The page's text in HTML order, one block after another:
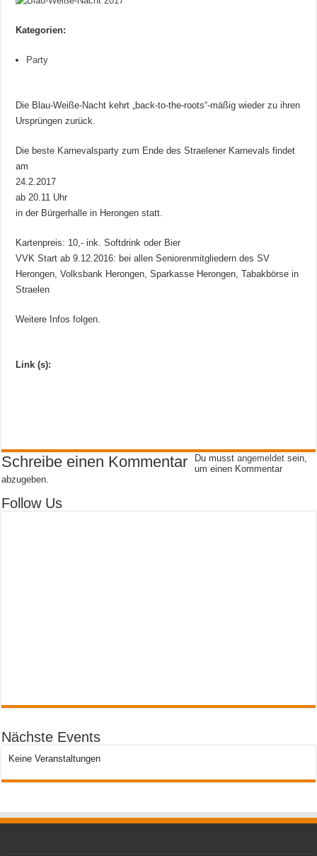
Kategorien:
Party
Die Blau-Weiße-Nacht kehrt „back-to-the-roots“-mäßig wieder zu ihren
Ursprüngen zurück.
Die beste Karnevalsparty zum Ende des Straelener Karnevals findet
am
24.2.2017
ab 20.11 Uhr
in der Bürgerhalle in Herongen statt.
Kartenpreis: 10,- ink. Softdrink oder Bier
VVK Start ab 9.12.2016: bei allen Seniorenmitgliedern des SV
Herongen, Volksbank Herongen, Sparkasse Herongen, Tabakbörse in
Straelen
Weitere Infos folgen.
Link (s):
Schreibe einen Kommentar Du musstangemeldet sein,
um einen Kommentar
abzugeben.
Follow Us
Nächste Events
Keine Veranstaltungen